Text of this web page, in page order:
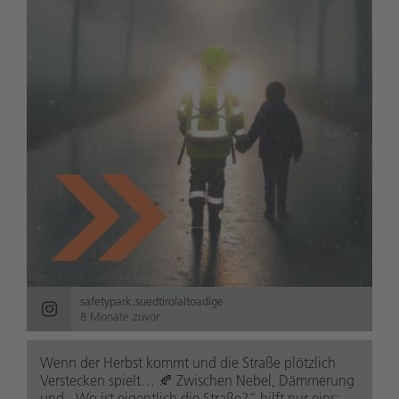
safetypark.suedtirolaltoadige
8 Monate zuvor
Wenn der Herbst kommt und die Straße plötzlich
Verstecken spielt… 🍂 Zwischen Nebel, Dämmerung